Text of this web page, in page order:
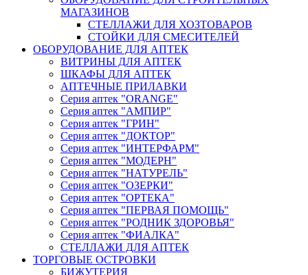
МАГАЗИНОВ
СТЕЛЛАЖИ ДЛЯ ХОЗТОВАРОВ
СТОЙКИ ДЛЯ СМЕСИТЕЛЕЙ
ОБОРУДОВАНИЕ ДЛЯ АПТЕК
ВИТРИНЫ ДЛЯ АПТЕК
ШКАФЫ ДЛЯ АПТЕК
АПТЕЧНЫЕ ПРИЛАВКИ
Серия аптек "ORANGE"
Серия аптек "АМПИР"
Серия аптек "ГРИН"
Серия аптек "ДОКТОР"
Серия аптек "ИНТЕРФАРМ"
Серия аптек "МОДЕРН"
Серия аптек "НАТУРЕЛЬ"
Серия аптек "ОЗЕРКИ"
Серия аптек "ОРТЕКА"
Серия аптек "ПЕРВАЯ ПОМОЩЬ"
Серия аптек "РОДНИК ЗДОРОВЬЯ"
Серия аптек "ФИАЛКА"
СТЕЛЛАЖИ ДЛЯ АПТЕК
ТОРГОВЫЕ ОСТРОВКИ
БИЖУТЕРИЯ